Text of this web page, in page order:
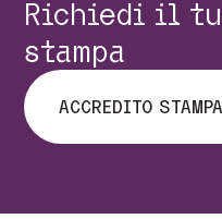
Richiedi il
stampa
ACCREDITO STAMPA